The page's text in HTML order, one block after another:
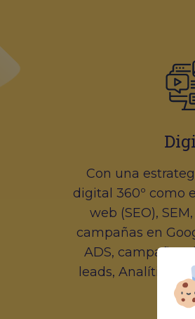
Con una
digital 360º como
web (SEO),
campañas en
ADS, campañas
leads, Analítica